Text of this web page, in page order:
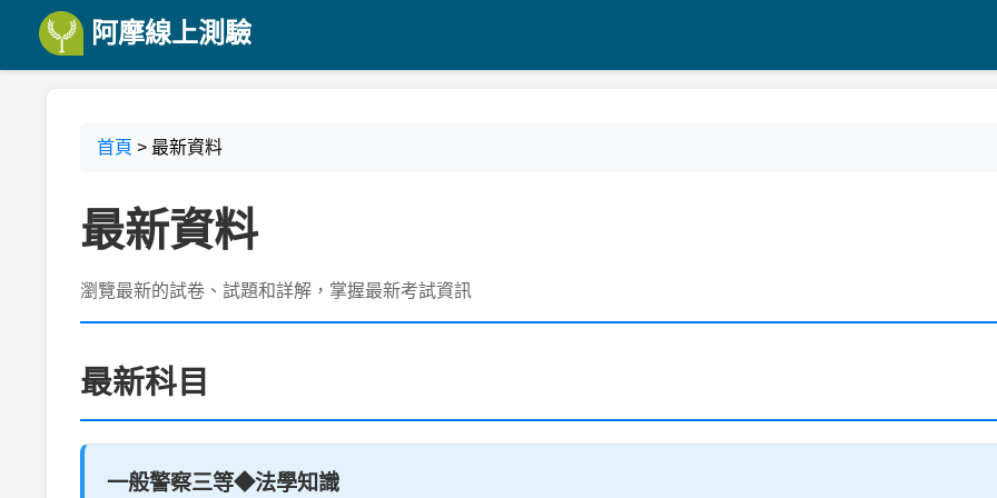
阿摩線上測驗
首頁 > 最新資料
最新資料
瀏覽最新的試卷、試題和詳解，掌握最新考試資訊
最新科目
一般警察三等◆法學知識